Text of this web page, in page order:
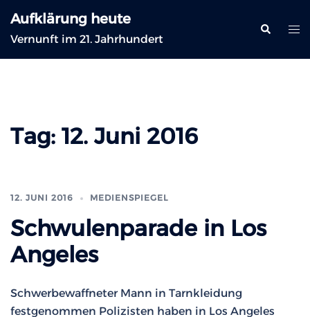
Inhalt
springen
Aufklärung heute
Vernunft im 21. Jahrhundert
Suche
Tag: 12. Juni 2016
12. JUNI 2016 MEDIENSPIEGEL
Schwulenparade in Los
Angeles
Schwerbewaffneter Mann in Tarnkleidung
festgenommen Polizisten haben in Los Angeles